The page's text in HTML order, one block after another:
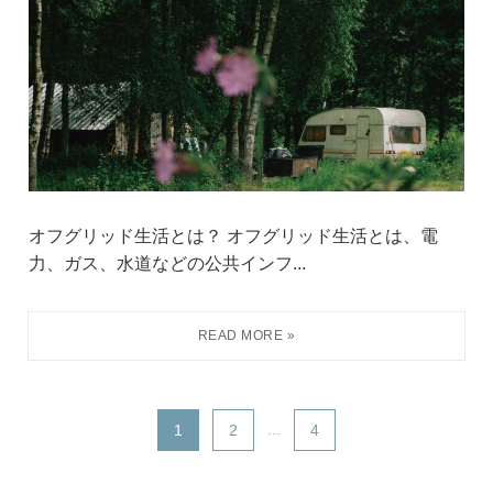
オフグリッド生活とは？ オフグリッド生活とは、電
力、ガス、水道などの公共インフ...
1 2 4